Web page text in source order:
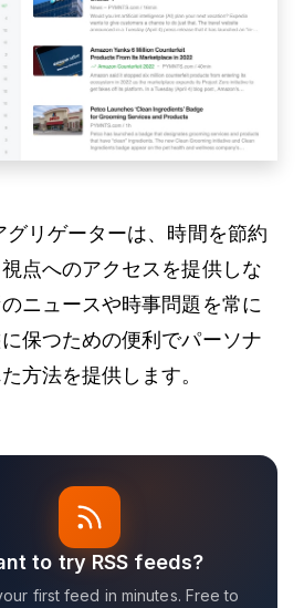
グリゲーターは、時間を節約
点へのアクセスを提供しな
ニュースや時事問題を常に
保つための便利でパーソナ
方法を提供します。
to try RSS feeds?
first feed in minutes. Free to